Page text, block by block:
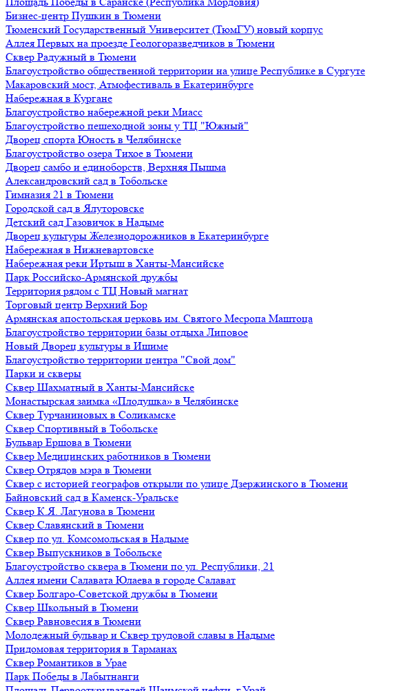
Бизнес-центр Пушкин в Тюмени
Тюменский Государственный Университет (ТюмГУ) новый корпус
Аллея Первых на проезде Геологоразведчиков в Тюмени
Сквер Радужный в Тюмени
Благоустройство общественной территории на улице Республике в Сургуте
Макаровский мост, Атмофестиваль в Екатеринбурге
Набережная в Кургане
Благоустройство набережной реки Миасс
Благоустройство пешеходной зоны у ТЦ "Южный"
Дворец спорта Юность в Челябинске
Благоустройство озера Тихое в Тюмени
Дворец самбо и единоборств, Верхняя Пышма
Александровский сад в Тобольске
Гимназия 21 в Тюмени
Городской сад в Ялуторовске
Детский сад Газовичок в Надыме
Дворец культуры Железнодорожников в Екатеринбурге
Набережная в Нижневартовске
Набережная реки Иртыш в Ханты-Мансийске
Парк Российско-Армянской дружбы
Территория рядом с ТЦ Новый магнат
Торговый центр Верхний Бор
Армянская апостольская церковь им. Святого Месропа Маштоца
Благоустройство территории базы отдыха Липовое
Нoвый Двoрeц культуры в Ишимe
Благоустройство территории центра "Свой дом"
Парки и скверы
Сквер Шахматный в Ханты-Мансийске
Монастырская заимка «Плодушка» в Челябинске
Сквер Турчаниновых в Соликамске
Сквер Спортивный в Тобольске
Бульвар Ершова в Тюмени
Сквер Медицинских работников в Тюмени
Сквер Отрядов мэра в Тюмени
Сквер с историей географов открыли по улице Дзержинского в Тюмени
Байновский сад в Каменск-Уральске
Сквер К.Я. Лагунова в Тюмени
Сквер Славянский в Тюмени
Сквер по ул. Комсомольская в Надыме
Сквер Выпускников в Тобольске
Благоустройство сквера в Тюмени по ул. Республики, 21
Аллея имени Салавата Юлаева в городе Салават
Сквер Болгаро-Советской дружбы в Тюмени
Сквер Школьный в Тюмени
Сквер Равновесия в Тюмени
Молодежный бульвар и Сквер трудовой славы в Надыме
Придомовая территория в Тарманах
Сквер Романтиков в Урае
Парк Победы в Лабытнанги